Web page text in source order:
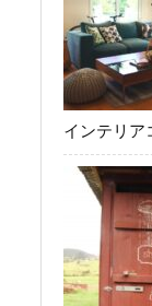
インテリア